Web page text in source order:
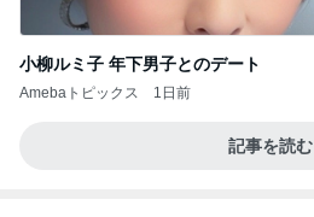
小柳ルミ子 年下男子とのデート
Amebaトピックス 1日前
記事を読む